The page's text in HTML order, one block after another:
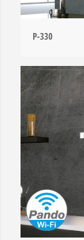
P-330